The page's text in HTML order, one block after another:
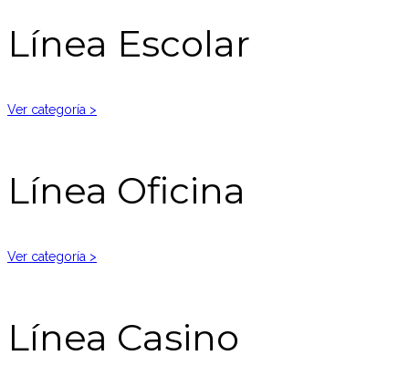
Línea Escolar
Ver categoría >
Línea Oficina
Ver categoría >
Línea Casino